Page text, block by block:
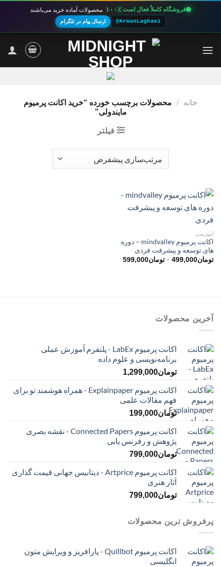
فروشگاه کاملاً فعال است ۱۰۰٪ محصولات آماده خرید می‌باشند
@ArmanLaghaei ارسال پیام در تلگرام
خانه /
محصولات برچسب خورده “خرید اکانت پرمیوم
مایندولی”
فیلتر
آموزشی
اکانت پرمیوم mindvalley – دوره
های توسعه و پیشرفت فردی
تومان499,000
– تومان599,000محدوده
آخرین محصولات
اکانت پرمیوم LabEx - پلتفرم آموزش عملی
برنامه‌نویسی و علوم داده
تومان1,299,000
اکانت پرمیوم Explainpaper - همراه هوشمند تو برای
فهم مقالات علمی
تومان199,000
اکانت پرمیوم Connected Papers - نقشه بصری
پژوهش و رفرنس یابی
تومان799,000
اکانت پرمیوم Artprice - دیتابیس جهانی قیمت ‌گذاری
آثار هنری
تومان799,000
پرفروش ترین محصولات
اکانت پرمیوم Quillbot - پارافریز و ویرایش متون
انگلیسی